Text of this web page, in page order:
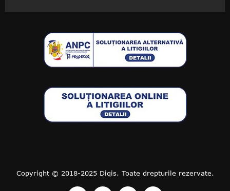
Copyright © 2018-2025 Diqis. Toate drepturile rezervate.